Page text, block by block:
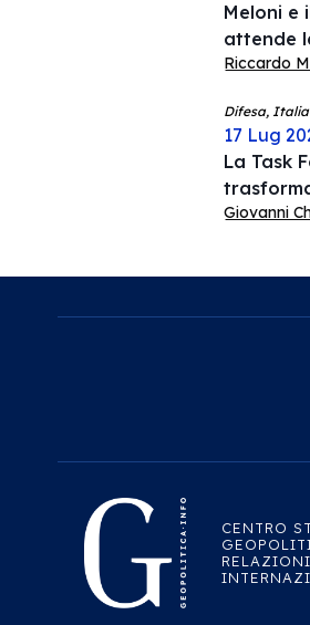
Meloni e
attende
Riccardo
Difesa, Italia
17 Lug
La Task
Giovanni
CENTRO
RELAZIONI